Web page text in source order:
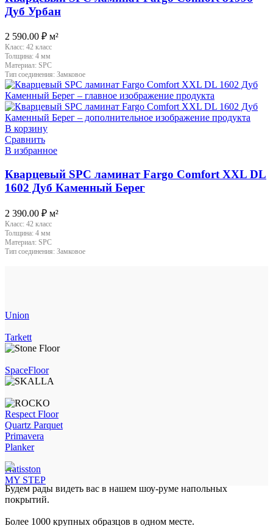
Дуб Урбан
2 590.00 ₽ м²
Класс: 42 класс
Толщина: 4 мм
Материал: SPC
Тип соединения: Замковое
В корзину
Сравнить
В избранное
Кварцевый SPC ламинат Fargo Comfort XXL DL
1602 Дуб Каменный Берег
2 390.00 ₽ м²
Класс: 42 класс
Толщина: 4 мм
Материал: SPC
Тип соединения: Замковое
Union
Tarkett
SpaceFloor
Respect Floor
Quartz Parquet
Primavera
Planker
Natisston
MY STEP
Будем рады видеть вас в нашем шоу-руме напольных
покрытий.
Более 1000 крупных образцов в одном месте.